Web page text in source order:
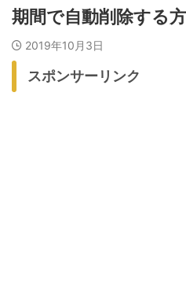
期間で自動削除する
2019年10月3日
スポンサーリンク